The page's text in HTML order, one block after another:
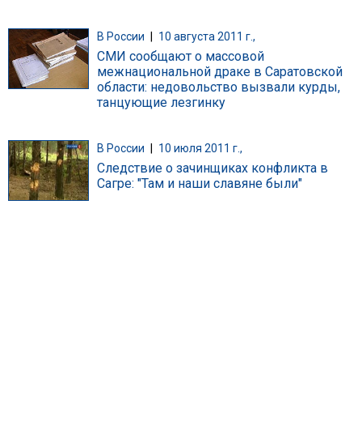
В России 10 августа 2011 г.,
СМИ сообщают о массовой
межнациональной драке в Саратовской
области: недовольство вызвали курды,
танцующие лезгинку
В России 10 июля 2011 г.,
Следствие о зачинщиках конфликта в
Сагре: "Там и наши славяне были"